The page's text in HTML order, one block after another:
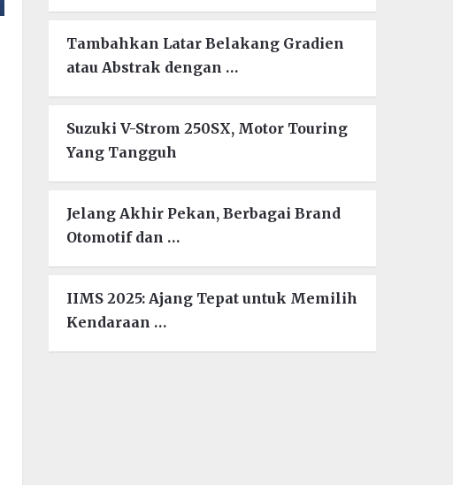
Tambahkan Latar Belakang Gradien
atau Abstrak dengan …
Suzuki V-Strom 250SX, Motor Touring
Yang Tangguh
Jelang Akhir Pekan, Berbagai Brand
Otomotif dan …
IIMS 2025: Ajang Tepat untuk Memilih
Kendaraan …